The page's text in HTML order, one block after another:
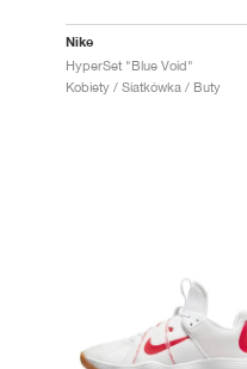
Nike
HyperSet "Blue Void"
Kobiety / Siatkówka / Buty